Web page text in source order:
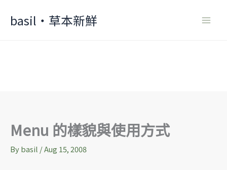
basil‧草本新鮮
Menu 的樣貌與使用方式
Bybasil /Aug 15, 2008